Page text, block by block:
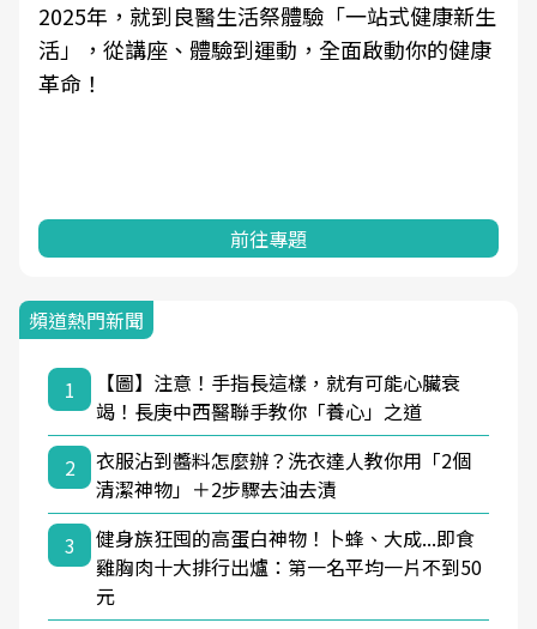
2025年，就到良醫生活祭體驗「一站式健康新生
活」，從講座、體驗到運動，全面啟動你的健康
革命！
前往專題
頻道熱門新聞
1
【圖】注意！手指長這樣，就有可能心臟衰
竭！長庚中西醫聯手教你「養心」之道
2
衣服沾到醬料怎麼辦？洗衣達人教你用「2個
清潔神物」＋2步驟去油去漬
3
健身族狂囤的高蛋白神物！卜蜂、大成...即食
雞胸肉十大排行出爐：第一名平均一片不到50
元